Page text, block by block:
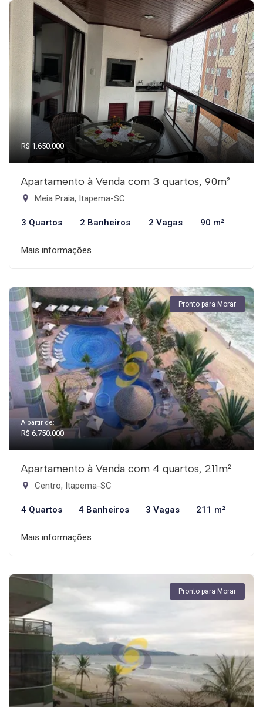
R$ 1.650.000
Apartamento à Venda com 3 quartos, 90m²
Meia Praia, Itapema-SC
3 Quartos 2 Banheiros 2 Vagas 90 m²
Mais informações
Pronto para Morar
A partir de:
R$ 6.750.000
Apartamento à Venda com 4 quartos, 211m²
Centro, Itapema-SC
4 Quartos 4 Banheiros 3 Vagas 211 m²
Mais informações
Pronto para Morar